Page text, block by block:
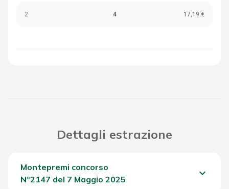
2 4 17,19 €
Dettagli estrazione
Montepremi concorso
Nº2147 del 7 Maggio 2025
keyboard_arrow_down